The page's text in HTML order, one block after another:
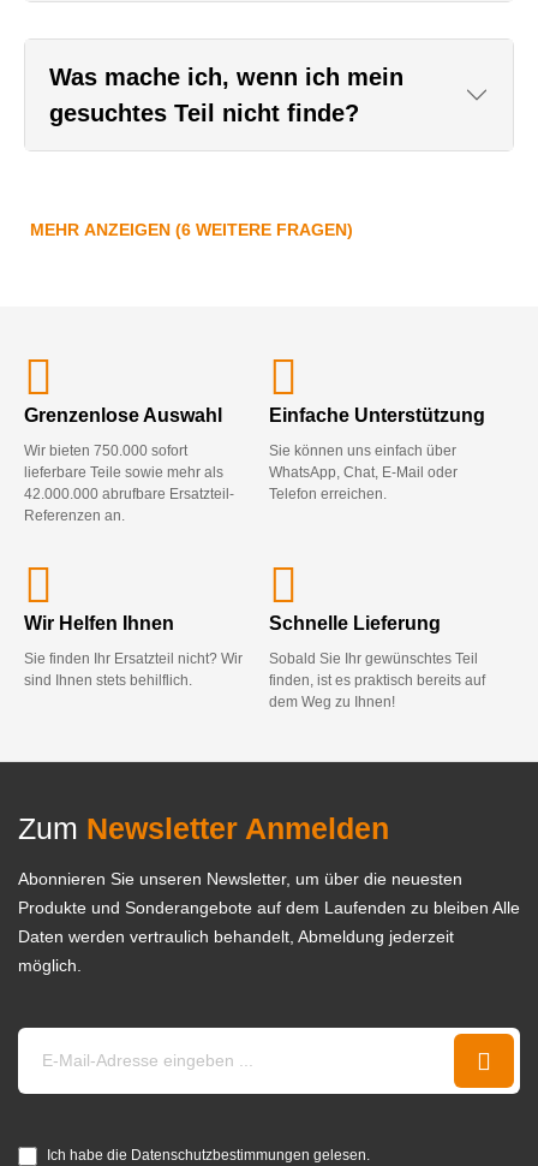
Was mache ich, wenn ich mein
gesuchtes Teil nicht finde?
MEHR ANZEIGEN (6 WEITERE FRAGEN)
Grenzenlose Auswahl
Wir bieten 750.000 sofort
lieferbare Teile sowie mehr als
42.000.000 abrufbare Ersatzteil-
Referenzen an.
Einfache Unterstützung
Sie können uns einfach über
WhatsApp, Chat, E-Mail oder
Telefon erreichen.
Wir Helfen Ihnen
Sie finden Ihr Ersatzteil nicht? Wir
sind Ihnen stets behilflich.
Schnelle Lieferung
Sobald Sie Ihr gewünschtes Teil
finden, ist es praktisch bereits auf
dem Weg zu Ihnen!
Zum Newsletter Anmelden
Abonnieren Sie unseren Newsletter, um über die neuesten
Produkte und Sonderangebote auf dem Laufenden zu bleiben Alle
Daten werden vertraulich behandelt, Abmeldung jederzeit
möglich.
Ich habe die Datenschutzbestimmungen gelesen.